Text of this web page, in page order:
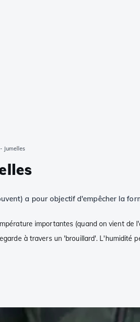
Jumelles
a pour objectif d'empêcher la
importantes (quand on vient de
à travers un 'brouillard'.